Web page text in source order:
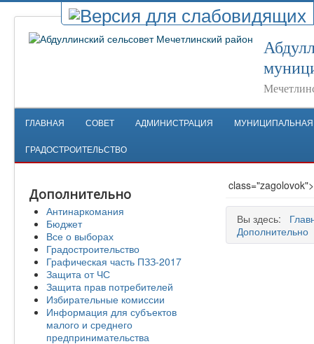
ГЛАВНАЯ СОВЕТ АДМИНИСТРАЦИЯ
ГРАДОСТРОИТЕЛЬСТВО
Дополнительно
Антинаркомания
Бюджет
Все о выборах
Градостроительство
Графическая часть ПЗЗ-2017
Защита от ЧС
Защита прав потребителей
Избирательные комиссии
Информация для субъектов
малого и среднего
предпринимательства
Вы здесь:
Дополнительно